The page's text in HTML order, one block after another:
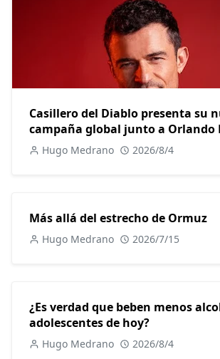
Casillero del Diablo presenta su
campaña global junto a Orlando
Hugo Medrano 2026/8/4
Más allá del estrecho de Ormuz
Hugo Medrano 2026/7/15
¿Es verdad que beben menos
adolescentes de hoy?
Hugo Medrano 2026/8/4